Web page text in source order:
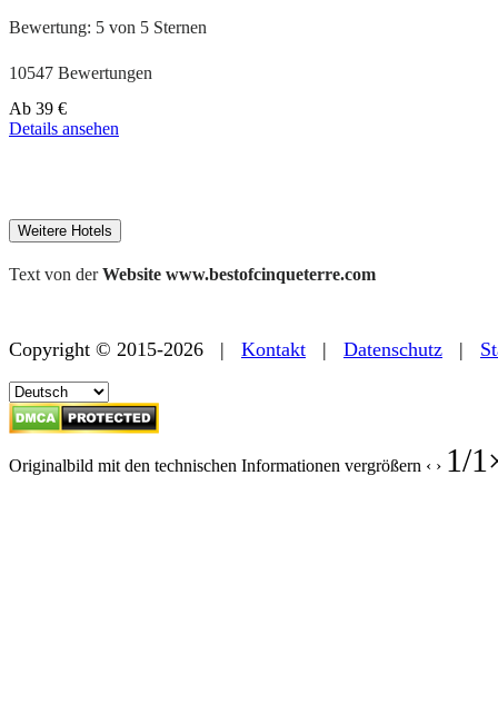
Bewertung: 5 von 5 Sternen
10547 Bewertungen
Preis
ab
Ab 39 €
Details ansehen
Weitere Hotels
Text von derWebsite www.bestofcinqueterre.com
Copyright © 2015-2026 | Kontakt | Datenschutz |
Originalbild mit den technischen Informationen vergrößern ‹ › 1/1